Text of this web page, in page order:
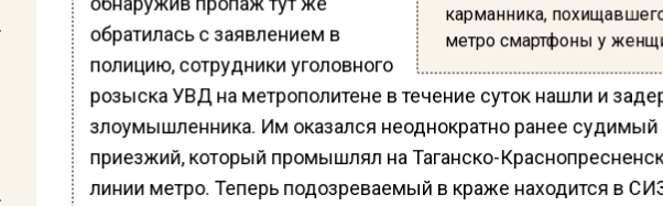
карманника,
метро смартфоны у
обратилась с заявлением в
полицию, сотрудники уголовного
розыска УВД на метрополитене в течение суток нашли и
злоумышленника. Им оказался неоднократно ранее судимый
приезжий, который промышлял на Таганско-
линии метро. Теперь подозреваемый в краже находится в